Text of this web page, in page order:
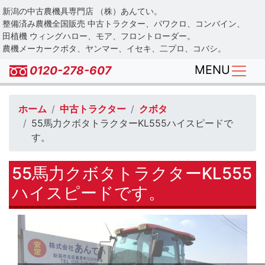
Skip
to
main
content
新潟の中古農機具専門店 （株）あんてい。
整備済み農機全国販売 中古トラクター、パワクロ、コンバイン、
田植機 ウィングハロー、モア、フロントローダー。
農機メーカークボタ、ヤンマー、イセキ、二プロ、コバシ。
0120-278-607 MENU
ホーム 中古トラクター
クボタ
55馬力クボタトラクターKL555ハイスピードで
す。
55馬力クボタトラクターKL555
ハイスピードです。